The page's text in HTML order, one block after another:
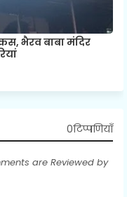
भैरव बाबा मंदिर
0टिप्पणियाँ
are Reviewed by